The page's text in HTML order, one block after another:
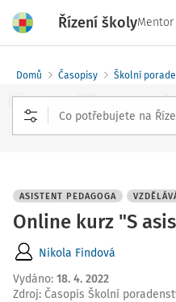
Řízení školy
Domů Časopisy Školní
ASISTENT PEDAGOGA
Online kurz "S
Nikola Findová
Vydáno: 18. 4. 2022
Zdroj: Časopis Školní